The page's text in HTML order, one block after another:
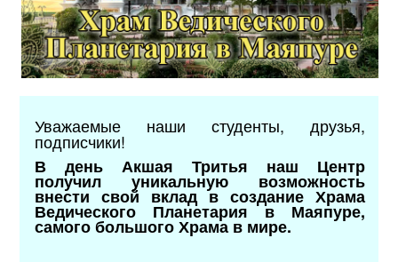
Уважаемые наши студенты, друзья,
подписчики!
В день Акшая Тритья наш Центр
получил уникальную возможность
внести свой вклад в создание Храма
Ведического Планетария в Маяпуре,
самого большого Храма в мире.